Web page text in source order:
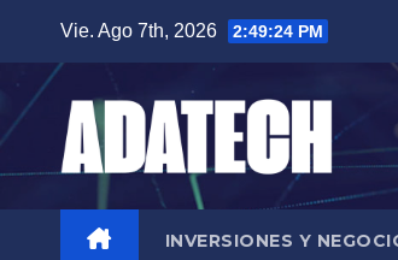
contenido
Vie. Ago 7th, 2026 2:49:25 PM
INVERSIONES Y